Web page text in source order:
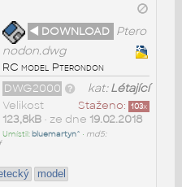
◄ DOWNLOAD Ptero
nodon.dwg
RC model Pterondon
kat:Létající
DWG2000
Staženo: 103x
Velikost
123,8kB• ze dne 19.02.2018
Umístil: bluemartyn^ • md5:
model